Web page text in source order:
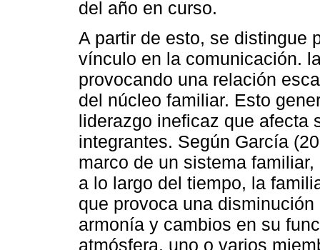
del año en curso.
A partir de esto, se distingue
vínculo en la comunicación.
provocando una relación
del núcleo familiar. Esto
liderazgo ineficaz que afecta
integrantes. Según García
marco de un sistema
a lo largo del tiempo, la
que provoca una
armonía y cambios en su
atmósfera, uno o varios